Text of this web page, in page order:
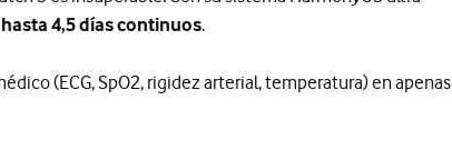
hasta 4,5 días continuos.
(ECG, SpO2, rigidez arterial, temperatura) en apenas